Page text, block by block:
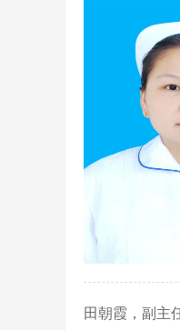
田朝霞，副主